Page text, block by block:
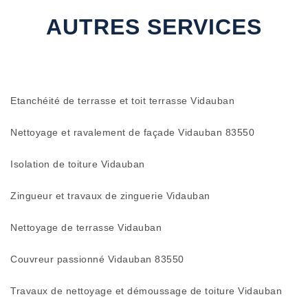
AUTRES SERVICES
Etanchéité de terrasse et toit terrasse Vidauban
Nettoyage et ravalement de façade Vidauban 83550
Isolation de toiture Vidauban
Zingueur et travaux de zinguerie Vidauban
Nettoyage de terrasse Vidauban
Couvreur passionné Vidauban 83550
Travaux de nettoyage et démoussage de toiture Vidauban